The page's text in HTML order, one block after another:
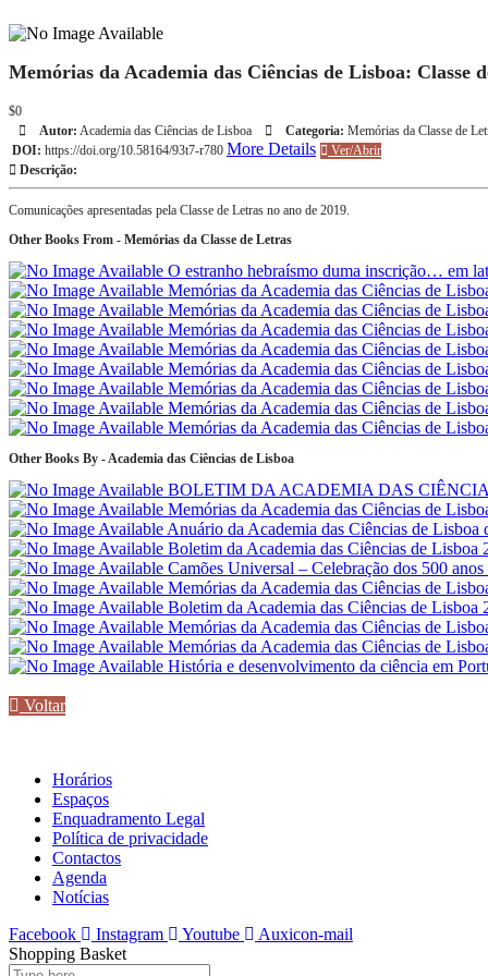
Memórias da Academia das Ciências de Lisboa: Classe
$0
Autor: Academia das Ciências de Lisboa Categoria: Memórias da Classe de
DOI: https://doi.org/10.58164/93t7-r780 More Details
Ver/Abrir
Descrição:
Comunicações apresentadas pela Classe de Letras no ano de 2019.
Other Books From - Memórias da Classe de Letras
O estranho hebraísmo duma inscrição… em
Memórias da Academia das Ciências de
Memórias da Academia das Ciências de
Memórias da Academia das Ciências de
Memórias da Academia das Ciências de
Memórias da Academia das Ciências de
Memórias da Academia das Ciências de
Memórias da Academia das Ciências de
Memórias da Academia das Ciências de
Other Books By - Academia das Ciências de Lisboa
BOLETIM DA ACADEMIA DAS
Memórias da Academia das Ciências de
Anuário da Academia das Ciências de Lisboa
Boletim da Academia das Ciências de Lisboa
Camões Universal – Celebração dos 500
Memórias da Academia das Ciências de
Boletim da Academia das Ciências de Lisboa
Memórias da Academia das Ciências de
Memórias da Academia das Ciências de
História e desenvolvimento da ciência em
Voltar
Horários
Espaços
Enquadramento Legal
Política de privacidade
Contactos
Agenda
Notícias
Facebook
Instagram Youtube
Auxicon-mail
Shopping Basket